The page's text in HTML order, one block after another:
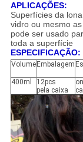
APLICAÇÕES:
Superfícies da
vidro ou mesmo
pode ser usado
toda a superfície
ESPECIFICAÇÃO:
Volume Embalagem
400ml
12pcs
pela caixa